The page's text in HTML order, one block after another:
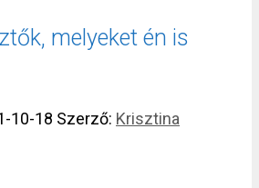
melyeket én is
10-18 Szerző: Krisztina